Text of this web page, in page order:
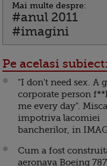
Mai multe despre:
#anul 2011
#imagini
Pe acelasi subiect:
"I don't need sex. A
corporate person
me every day".
impotriva lacomiei
bancherilor, in
Cum a fost
aeronava Boeing 787